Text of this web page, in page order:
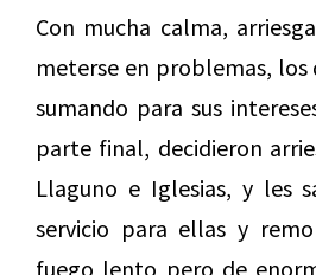
Con mucha calma,
meterse en problemas, los
sumando para sus
parte final, decidieron
Llaguno e Iglesias, y les
servicio para ellas y
fuego lento pero de